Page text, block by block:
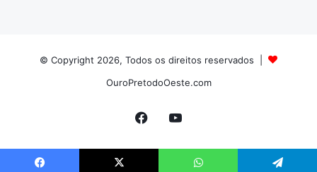
© Copyright 2026, Todos os direitos reservados |
OuroPretodoOeste.com
FacebookYouTube